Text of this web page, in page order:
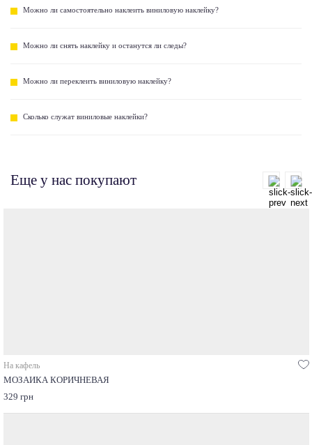
Можно ли самостоятельно наклеить виниловую наклейку?
Можно ли снять наклейку и останутся ли следы?
Можно ли переклеить виниловую наклейку?
Сколько служат виниловые наклейки?
Еще у нас покупают
На кафель
МОЗАИКА КОРИЧНЕВАЯ
329 грн